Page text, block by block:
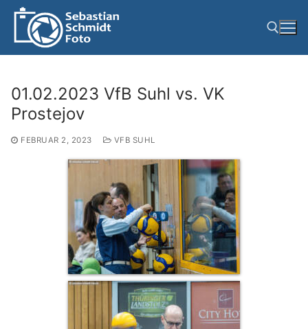
Zum
springen
Suchen nach:
01.02.2023 VfB Suhl vs. VK
Prostejov
FEBRUAR 2, 2023 VFB SUHL